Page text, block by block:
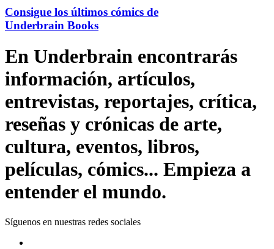
Consigue los últimos cómics de
Underbrain Books
En Underbrain encontrarás
información, artículos,
entrevistas, reportajes, crítica,
reseñas y crónicas de arte,
cultura, eventos, libros,
películas, cómics... Empieza a
entender el mundo.
Síguenos en nuestras redes sociales